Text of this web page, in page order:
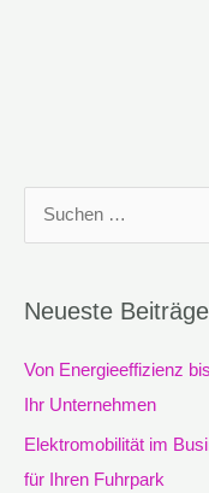
h
e
n
Neueste Beiträge
Von Energieeffizienz
Ihr Unternehmen
Elektromobilität im
für Ihren Fuhrpark